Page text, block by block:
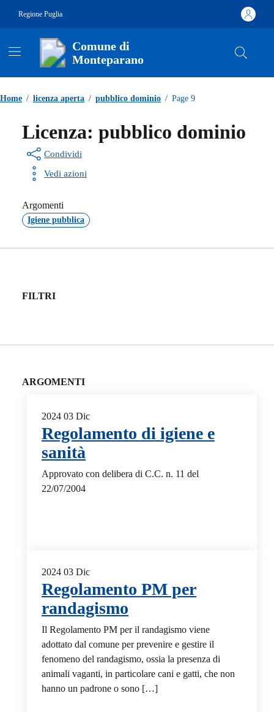
Regione Puglia
Comune di
Monteparano
Home / licenza aperta / pubblico dominio / Page 9
Licenza: pubblico dominio
Condividi
Vedi azioni
Argomenti
Igiene pubblica
FILTRI
ARGOMENTI
2024 03 Dic
Regolamento di igiene e
sanità
Approvato con delibera di C.C. n. 11 del
22/07/2004
2024 03 Dic
Regolamento PM per
randagismo
Il Regolamento PM per il randagismo viene
adottato dal comune per prevenire e gestire il
fenomeno del randagismo, ossia la presenza di
animali vaganti, in particolare cani e gatti, che non
hanno un padrone o sono […]